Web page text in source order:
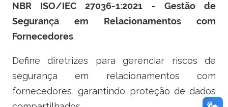
NBR ISO/IEC 27036-1:2021 - Gestão de
Segurança em Relacionamentos com
Fornecedores
Define diretrizes para gerenciar riscos de
segurança em relacionamentos com
fornecedores, garantindo proteção de dados